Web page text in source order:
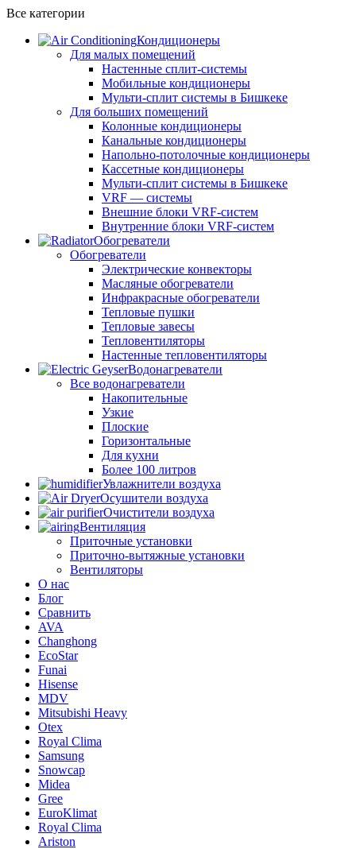
Все категории
Кондиционеры
Для малых помещений
Настенные сплит-системы
Мобильные кондиционеры
Мульти-сплит системы в Бишкеке
Для больших помещений
Колонные кондиционеры
Канальные кондиционеры
Напольно-потолочные кондиционеры
Кассетные кондиционеры
Мульти-сплит системы в Бишкеке
VRF — системы
Внешние блоки VRF-систем
Внутренние блоки VRF-систем
Обогреватели
Обогреватели
Электрические конвекторы
Масляные обогреватели
Инфракрасные обогреватели
Тепловые пушки
Тепловые завесы
Тепловентиляторы
Настенные тепловентиляторы
Водонагреватели
Все водонагреватели
Накопительные
Узкие
Плоские
Горизонтальные
Для кухни
Более 100 литров
Увлажнители воздуха
Осушители воздуха
Очистители воздуха
Вентиляция
Приточные установки
Приточно-вытяжные установки
Вентиляторы
О нас
Блог
Сравнить
AVA
Changhong
EcoStar
Funai
Hisense
MDV
Mitsubishi Heavy
Otex
Royal Clima
Samsung
Snowcap
Midea
Gree
EuroKlimat
Royal Clima
Ariston